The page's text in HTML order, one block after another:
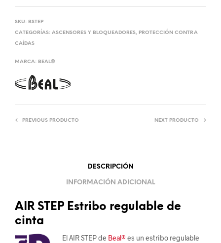
SKU: BSTEP
CATEGORÍAS: ASCENSORES Y BLOQUEADORES, PROTECCIÓN CONTRA
CAÍDAS
MARCA: BEAL®
PREVIOUS PRODUCTO NEXT PRODUCTO
DESCRIPCIÓN
INFORMACIÓN ADICIONAL
AIR STEP Estribo regulable de
cinta
El AIR STEP de Beal® es un estribo regulable